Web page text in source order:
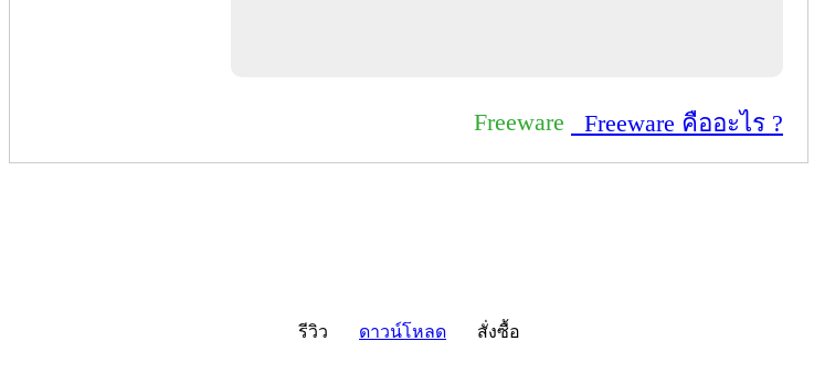
Freeware Freeware คืออะไร ?
รีวิว ดาวน์โหลด สั่งซื้อ